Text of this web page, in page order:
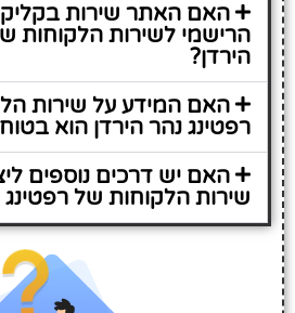
האם האתר שירות
הרישמי לשירות הלקוחות
הירדן?
האם המידע על שירות
רפטינג נהר הירדן הוא
האם יש דרכים נוספים
שירות הלקוחות של רפטינג